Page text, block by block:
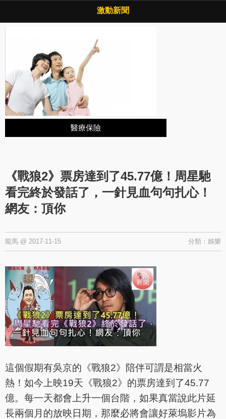
激動新聞
醫療保險
《戰狼2》票房達到了45.77億！周星馳
看完終於發話了，一針見血句句扎心！
網友：頂你
分類： 娛樂
龍馬 @ 2017-11-15
這個假期有吳京的《戰狼2》陪伴可謂是相當火
熱！如今上映19天《戰狼2》的票房達到了45.77
億。每一天都會上升一個台階，如果真當說此片延
長兩個月的放映日期，那麼必將會讓好萊塢影片為
Copyright © 2026 ·激動新聞